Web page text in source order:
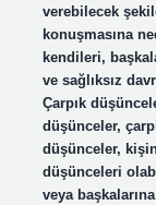
verebilecek
konuşmasına
kendileri,
ve sağlıksız
Çarpık
düşünceler,
düşünceler,
düşünceleri
veya başkalarına